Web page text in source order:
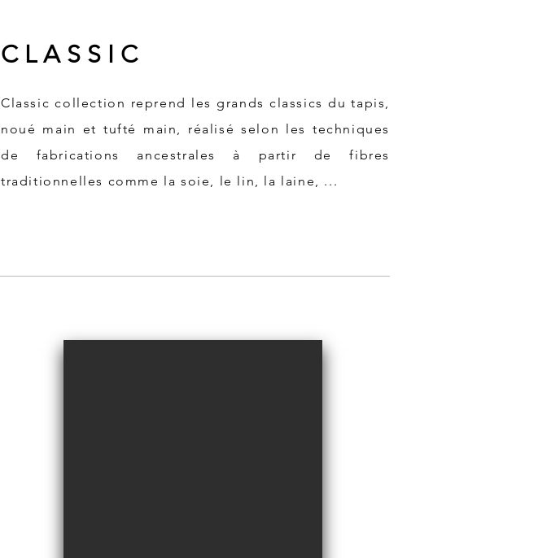
C L A S S I C
Classic collection reprend les grands classics du tapis,
noué main et tufté main, réalisé selon les techniques
de fabrications ancestrales à partir de fibres
traditionnelles comme la soie, le lin, la laine, ...